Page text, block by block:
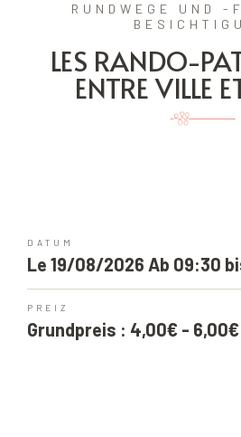
RUNDWEGE UND -
LES RANDO-
ENTRE VILLE
DATUM
Le 19/08/2026 Ab 09:30
PREIZ
Grundpreis : 4,00€ - 6,00€